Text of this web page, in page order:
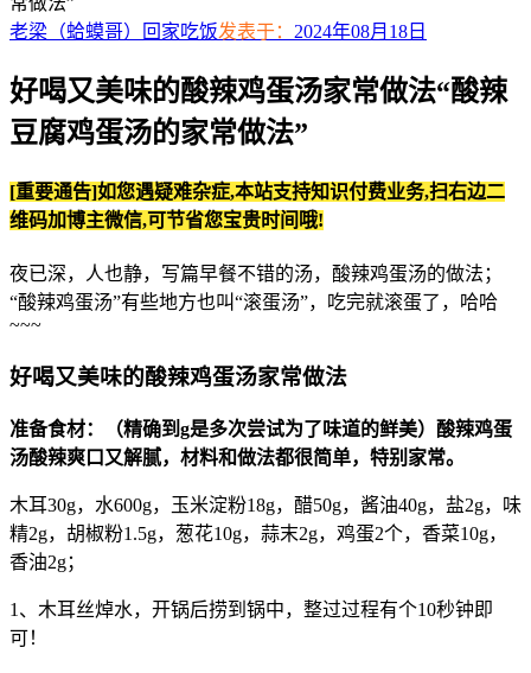
老梁（蛤蟆哥）
回家吃饭发表于： 2024年08月18日
好喝又美味的酸辣鸡蛋汤家常做法“酸辣
豆腐鸡蛋汤的家常做法”
[重要通告]如您遇疑难杂症,本站支持知识付费业务,扫右边二
维码加博主微信,可节省您宝贵时间哦!
夜已深，人也静，写篇早餐不错的汤，酸辣鸡蛋汤的做法；
“酸辣鸡蛋汤”有些地方也叫“滚蛋汤”，吃完就滚蛋了，哈哈
~~~
好喝又美味的酸辣鸡蛋汤家常做法
准备食材：（精确到g是多次尝试为了味道的鲜美）酸辣鸡蛋
汤酸辣爽口又解腻，材料和做法都很简单，特别家常。
木耳30g，水600g，玉米淀粉18g，醋50g，酱油40g，盐2g，味
精2g，胡椒粉1.5g，葱花10g，蒜末2g，鸡蛋2个，香菜10g，
香油2g；
1、木耳丝焯水，开锅后捞到锅中，整过过程有个10秒钟即
可！